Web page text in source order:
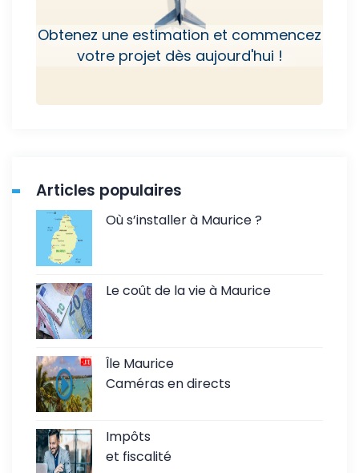
Obtenez une estimation et commencez
votre projet dès aujourd'hui !
Articles populaires
Où s’installer à Maurice ?
Le coût de la vie à Maurice
Île Maurice
Caméras en directs
Impôts
et fiscalité